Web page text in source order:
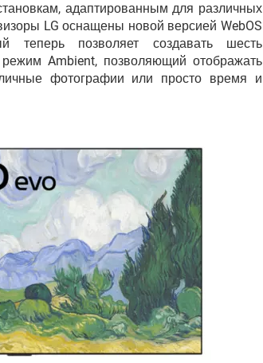
адаптированным для различных
LG оснащены новой версией WebOS
теперь позволяет создавать шесть
Ambient, позволяющий отображать
фотографии или просто время и